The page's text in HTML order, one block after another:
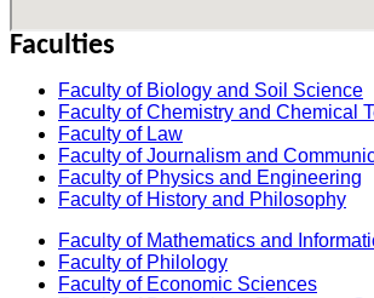
Faculties
Faculty of Biology and Soil Science
Faculty of Chemistry and Chemical
Faculty of Law
Faculty of Journalism and
Faculty of Physics and Engineering
Faculty of History and Philosophy
Faculty of Mathematics and
Faculty of Philology
Faculty of Economic Sciences